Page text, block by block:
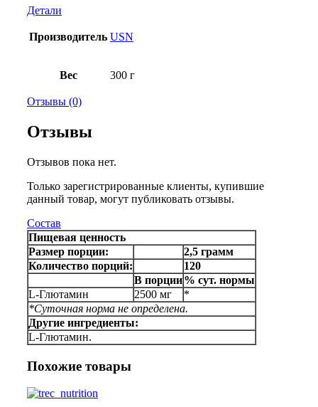
Детали
Производитель USN
Вес 300 г
Отзывы (0)
Отзывы
Отзывов пока нет.
Только зарегистрированные клиенты, купившие
данный товар, могут публиковать отзывы.
Состав
Пищевая ценность
Размер порции:
2,5 грамм
Количество порций:
120
В порции% сут. нормы
L-Глютамин
2500 мг
*
*Суточная норма не определена.
Другие ингредиенты:
L-Глютамин.
Похожие товары